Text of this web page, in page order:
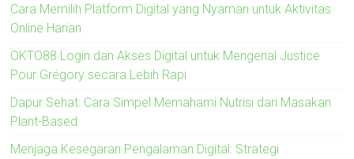
Cara Memilih Platform Digital yang Nyaman untuk Aktivitas
Online Harian
OKTO88 Login dan Akses Digital untuk Mengenal Justice
Pour Grégory secara Lebih Rapi
Dapur Sehat: Cara Simpel Memahami Nutrisi dari Masakan
Plant-Based
Menjaga Kesegaran Pengalaman Digital: Strategi